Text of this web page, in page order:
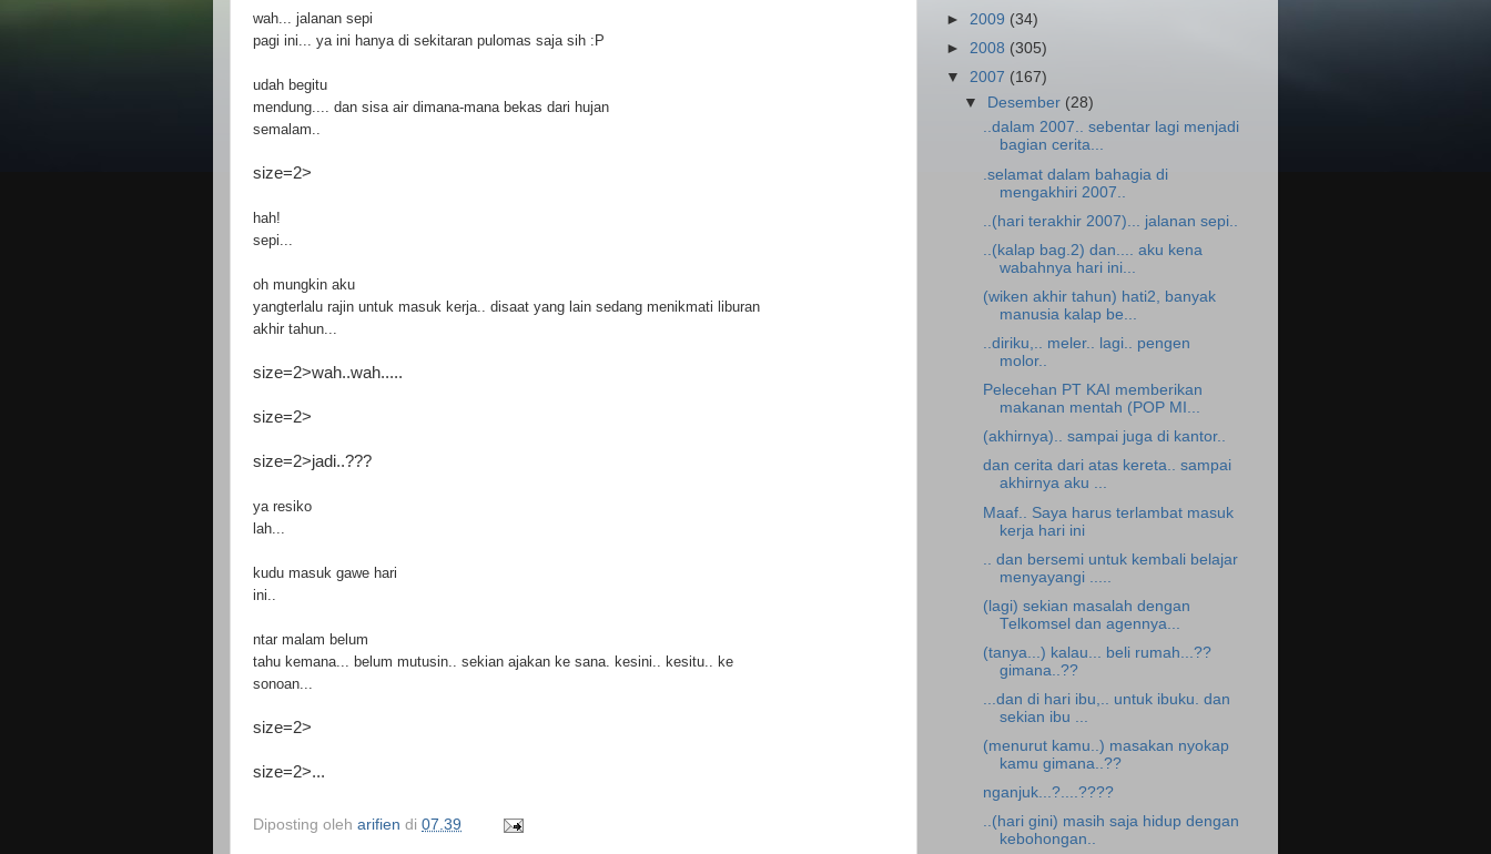
wah... jalanan sepi
pagi ini... ya ini hanya di sekitaran pulomas saja sih :P
udah begitu
mendung.... dan sisa air dimana-mana bekas dari hujan
semalam..
size=2>
hah!
sepi...
oh mungkin aku
yangterlalu rajin untuk masuk kerja.. disaat yang lain sedang menikmati liburan
akhir tahun...
size=2>wah..wah.....
size=2>
size=2>jadi..???
ya resiko
lah...
kudu masuk gawe hari
ini..
ntar malam belum
tahu kemana... belum mutusin.. sekian ajakan ke sana. kesini.. kesitu.. ke
sonoan...
size=2>
size=2>...
Diposting oleh arifien di 07.39
► 2009 (34)
► 2008 (305)
▼ 2007 (167)
▼ Desember (28)
..dalam 2007.. sebentar lagi menjadi
bagian cerita...
.selamat dalam bahagia di
mengakhiri 2007..
..(hari terakhir 2007)... jalanan sepi..
..(kalap bag.2) dan.... aku kena
wabahnya hari ini...
(wiken akhir tahun) hati2, banyak
manusia kalap be...
..diriku,.. meler.. lagi.. pengen
molor..
Pelecehan PT KAI memberikan
makanan mentah (POP MI...
(akhirnya).. sampai juga di kantor..
dan cerita dari atas kereta.. sampai
akhirnya aku ...
Maaf.. Saya harus terlambat masuk
kerja hari ini
.. dan bersemi untuk kembali belajar
menyayangi .....
(lagi) sekian masalah dengan
Telkomsel dan agennya...
(tanya...) kalau... beli rumah...??
gimana..??
...dan di hari ibu,.. untuk ibuku. dan
sekian ibu ...
(menurut kamu..) masakan nyokap
kamu gimana..??
nganjuk...?....????
..(hari gini) masih saja hidup dengan
kebohongan..